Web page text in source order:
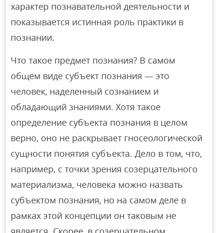
характер познавательной деятельности и
показывается истинная роль практики в
познании.
Что такое предмет познания? В самом
общем виде субъект познания — это
человек, наделенный сознанием и
обладающий знаниями. Хотя такое
определение субъекта познания в целом
верно, оно не раскрывает гносеологической
сущности понятия субъекта. Дело в том, что,
например, с точки зрения созерцательного
материализма, человека можно назвать
субъектом познания, но на самом деле в
рамках этой концепции он таковым не